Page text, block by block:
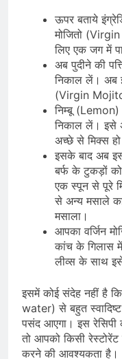
ऊपर बताये
मोजितो
लिए एक जग में
अब पुदीने की
निकाल लें। अब
(Virgin
निम्बू
निकाल लें। इसे
अच्छे से मिक्स हो
इसके बाद अब
बर्फ के टुकड़ों
एक स्पून से पूरे
से अन्य मसाले
मसाला।
आपका वर्जिन
कांच के गिलास
लीव्स के साथ
इसमें कोई संदेह नहीं है
water) से बहुत
पसंद आएगा। इस रेसिपी
तो आपको किसी
करने की आवश्यकता है।